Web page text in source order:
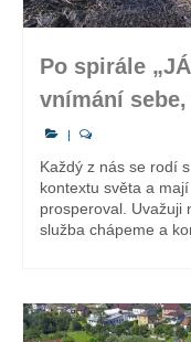
Po spirále
vnímání sebe,
Každý z nás se rodí
kontextu světa a
prosperoval. Uvažuji
služba chápeme a